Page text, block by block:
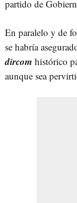
partido de
En paralelo y de
se habría
dircom histórico
aunque sea